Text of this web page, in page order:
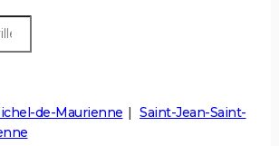
de-Maurienne
Saint-Jean-Saint-